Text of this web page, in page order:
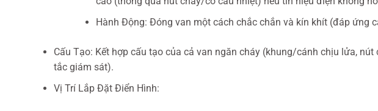
Hành Động: Đóng van một cách chắc chắn và kín khít (đáp ứng
Cấu Tạo: Kết hợp cấu tạo của cả van ngăn cháy (khung/cánh chịu lửa,
tắc giám sát).
Vị Trí Lắp Đặt Điển Hình: